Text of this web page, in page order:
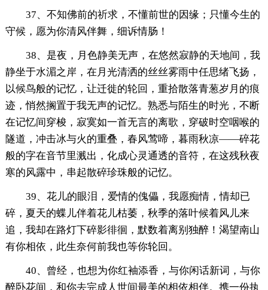
37、不知佛前的祈求，不懂前世的因缘；只懂今生的
守候，愿为你清风伴舞，细诉情肠！
38、是夜，月色静美无声，在悠然寂静的天地间，我
静坐于水湄之岸，在月光清洒的丝丝雾雨中任思绪飞扬，
以候鸟般的记忆，让迁徙的轮回，重拾散落青葱岁月的痕
迹，悄然搁置于我无声的记忆。熟悉与陌生的时光，不断
在记忆间穿梭，寂寞如一首无言的离歌，穿破时空咽喉的
隧道，冲击冰与火的重叠，春风莺啼，暮雨秋凉——碎花
般的字在音节里溅出，化成心灵通透的音符，在这残秋夜
寒的风露中，串起散碎珍珠般的记忆。
39、花儿的眼泪，爱情的傀儡，我愿痴情，情却已
碎，夏天的蝶儿伴着花儿枯萎，秋季的落叶候着风儿来
追，我却在路灯下碎影徘徊，默数着离别独醉！渴望南山
有你相依，此生奈何前我也等你轮回。
40、曾经，也想为你红袖添香，与你闲话新词，与你
醉卧花间，和你去完成人世间最美的相依相伴。携一份执